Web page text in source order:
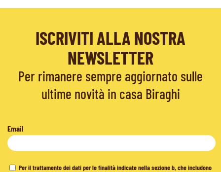
ISCRIVITI ALLA NOSTRA
NEWSLETTER
Per rimanere sempre aggiornato sulle
ultime novità in casa Biraghi
Email
Per il trattamento dei dati per le finalità indicate nella sezione b, che includono